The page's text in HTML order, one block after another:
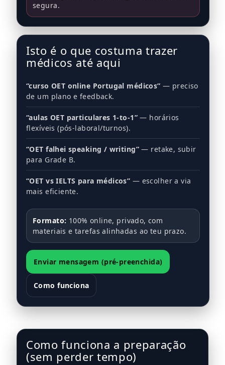
segura.
Isto é o que costuma trazer
médicos até aqui
“curso OET online Portugal médicos” — preciso
de um plano e feedback.
“aulas OET particulares 1-to-1” — horários
flexíveis (pós-laboral/turnos).
“OET falhei speaking / writing” — retake, subir
para Grade B.
“OET vs IELTS para médicos” — escolher a via
mais eficiente.
Formato: 100% online, privado, com
materiais e tarefas alinhadas ao teu prazo.
Enviar mensagem (pré-preenchida)
Como funciona
Como funciona a preparação
(sem perder tempo)